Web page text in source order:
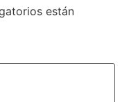
están